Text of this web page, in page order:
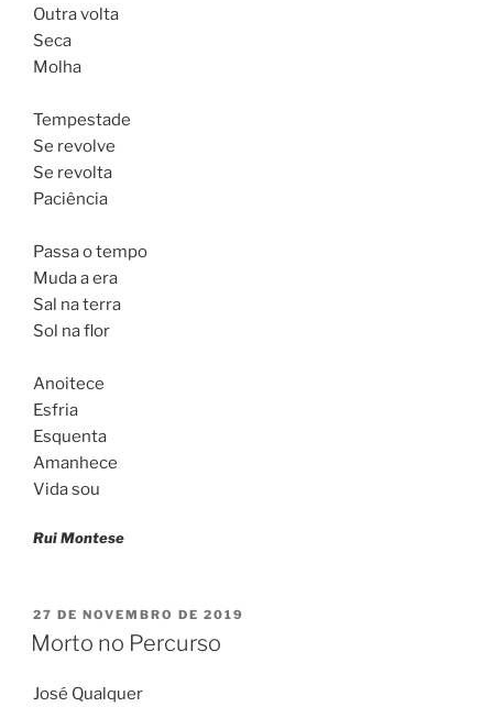
Outra volta
Seca
Molha
Tempestade
Se revolve
Se revolta
Paciência
Passa o tempo
Muda a era
Sal na terra
Sol na flor
Anoitece
Esfria
Esquenta
Amanhece
Vida sou
Rui Montese
PUBLICADO
EM
27 DE NOVEMBRO DE 2019
Morto no Percurso
José Qualquer